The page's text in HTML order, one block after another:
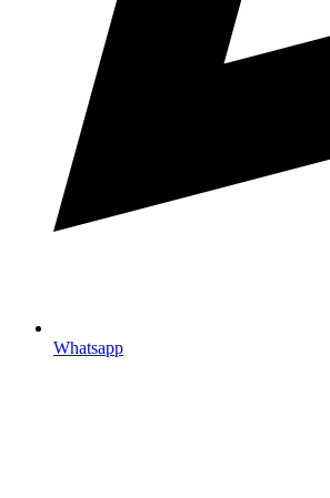
Whatsapp